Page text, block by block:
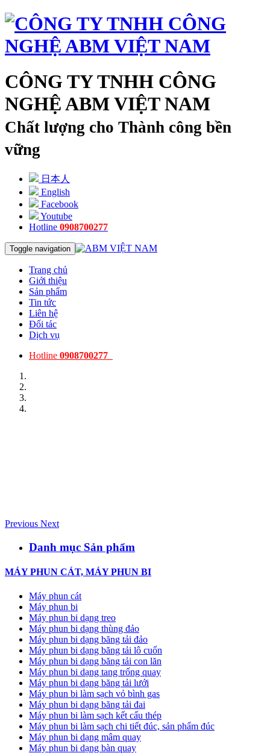
CÔNG TY TNHH CÔNG
NGHỆ ABM VIỆT NAM
Chất lượng cho Thành công bền
vững
日本人
English
Facebook
Youtube
Hotline 0908700277
Toggle navigation
Trang chủ
Giới thiệu
Sản phẩm
Tin tức
Liên hệ
Đối tác
Dịch vụ
Hotline 0908700277
Previous Next
Danh mục Sản phẩm
MÁY PHUN CÁT, MÁY PHUN BI
Máy phun cát
Máy phun bi
Máy phun bi dạng treo
Máy phun bi dạng thùng đảo
Máy phun bi dạng băng tải đảo
Máy phun bi dạng băng tải lô cuốn
Máy phun bi dạng băng tải con lăn
Máy phun bi dạng tang trống quay
Máy phun bi dạng băng tải lưới
Máy phun bi làm sạch vỏ bình gas
Máy phun bi dạng băng tải đai
Máy phun bi làm sạch kết cấu thép
Máy phun bi làm sạch chi tiết đúc, sản phẩm đúc
Máy phun bi dạng mâm quay
Máy phun bi dạng bàn quay